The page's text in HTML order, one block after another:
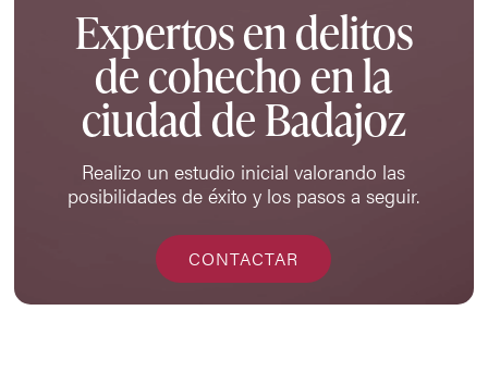
Expertos en delitos
de cohecho en la
ciudad de Badajoz
Realizo un estudio inicial valorando las
posibilidades de éxito y los pasos a seguir.
CONTACTAR